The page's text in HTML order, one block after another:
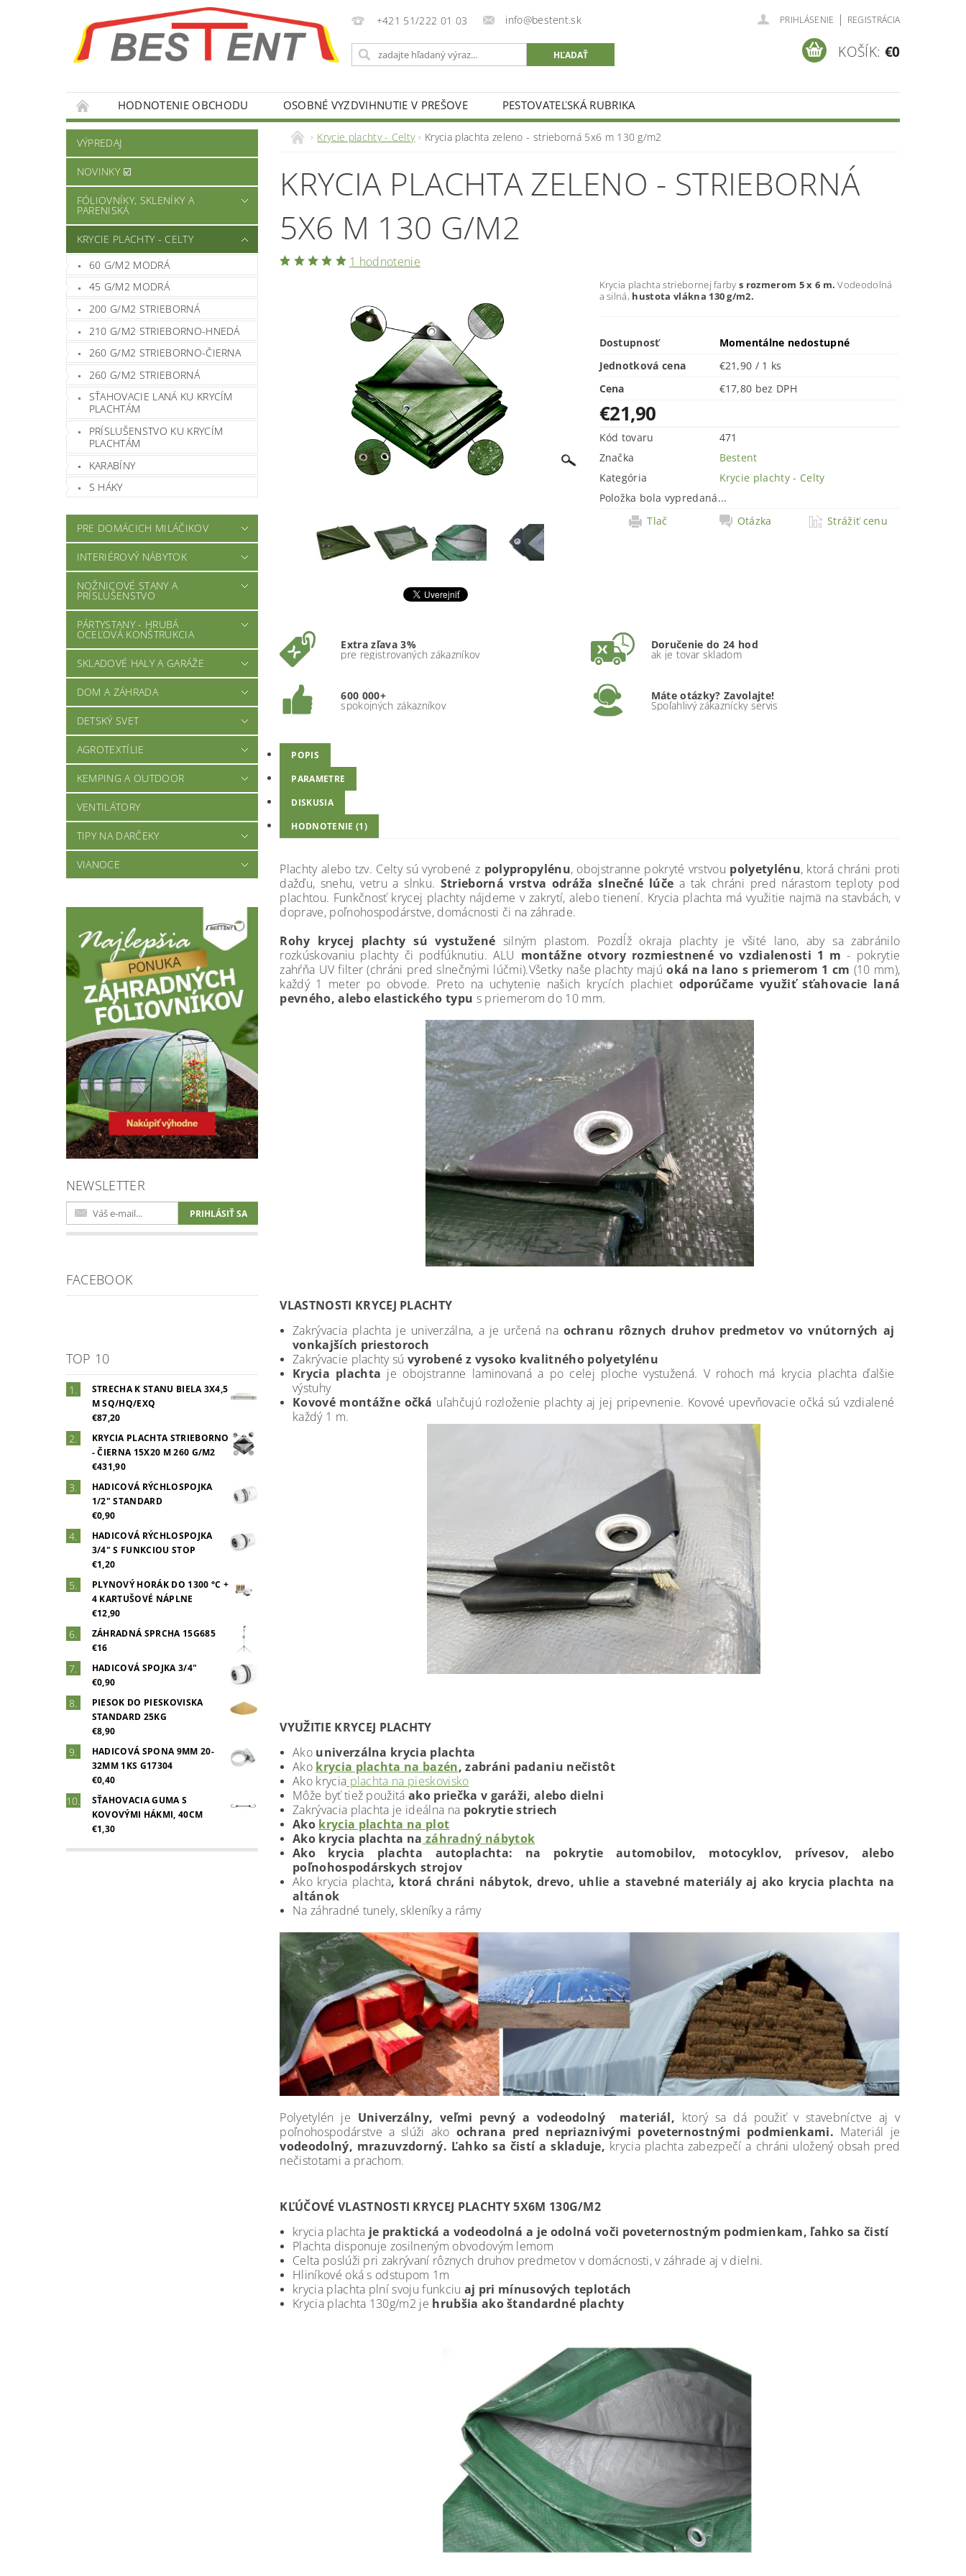
+421 51/222 01 03 info@bestent.sk PRIHLÁSENIE | REGISTRÁCIA
KOŠÍK: €0
HODNOTENIE OBCHODU OSOBNÉ VYZDVIHNUTIE V PREŠOVE PESTOVATEĽSKÁ RUBRIKA
VÝPREDAJ
NOVINKY ☑️
FÓLIOVNÍKY, SKLENÍKY A
PARENISKÁ
KRYCIE PLACHTY - CELTY
60 G/M2 MODRÁ
45 G/M2 MODRÁ
200 G/M2 STRIEBORNÁ
210 G/M2 STRIEBORNO-HNEDÁ
260 G/M2 STRIEBORNO-ČIERNA
260 G/M2 STRIEBORNÁ
SŤAHOVACIE LANÁ KU KRYCÍM
PLACHTÁM
PRÍSLUŠENSTVO KU KRYCÍM
PLACHTÁM
KARABÍNY
S HÁKY
PRE DOMÁCICH MILÁČIKOV
INTERIÉROVÝ NÁBYTOK
NOŽNICOVÉ STANY A
PRÍSLUŠENSTVO
PÁRTYSTANY - HRUBÁ
OCEĽOVÁ KONŠTRUKCIA
SKLADOVÉ HALY A GARÁŽE
DOM A ZÁHRADA
DETSKÝ SVET
AGROTEXTÍLIE
KEMPING A OUTDOOR
VENTILÁTORY
TIPY NA DARČEKY
VIANOCE
NEWSLETTER
FACEBOOK
TOP 10
STRECHA K STANU BIELA 3X4,5
M SQ/HQ/EXQ
€87,20
KRYCIA PLACHTA STRIEBORNO
- ČIERNA 15X20 M 260 G/M2
€431,90
HADICOVÁ RÝCHLOSPOJKA
1/2" STANDARD
€0,90
HADICOVÁ RÝCHLOSPOJKA
3/4" S FUNKCIOU STOP
€1,20
PLYNOVÝ HORÁK DO 1300 °C +
4 KARTUŠOVÉ NÁPLNE
€12,90
ZÁHRADNÁ SPRCHA 15G685
€16
HADICOVÁ SPOJKA 3/4"
€0,90
PIESOK DO PIESKOVISKA
STANDARD 25KG
€8,90
HADICOVÁ SPONA 9MM 20-
32MM 1KS G17304
€0,40
SŤAHOVACIA GUMA S
KOVOVÝMI HÁKMI, 40CM
€1,30
Krycie plachty - Celty Krycia plachta zeleno - strieborná 5x6 m 130 g/m2
KRYCIA PLACHTA ZELENO - STRIEBORNÁ
5X6 M 130 G/M2
1 hodnotenie
Krycia plachta striebornej farbys rozmerom 5 x 6 m. Vodeodolná
a silná, hustota vlákna 130 g/m2.
Dostupnosť
Momentálne nedostupné
Jednotková cena
€21,90 / 1 ks
Cena
€17,80 bez DPH
€21,90
Kód tovaru
471
Značka
Bestent
Kategória
Krycie plachty - Celty
Položka bola vypredaná...
Tlač
Otázka Strážiť cenu
Extra zľava 3%
pre registrovaných zákazníkov
Doručenie do 24 hod
ak je tovar skladom
600 000+
spokojných zákazníkov
Máte otázky? Zavolajte!
Spoľahlivý zákaznícky servis
POPIS
PARAMETRE
DISKUSIA
HODNOTENIE (1)
Plachty alebo tzv. Celty sú vyrobené z polypropylénu, obojstranne pokryté vrstvou polyetylénu, ktorá chráni proti
dažďu, snehu, vetru a slnku. Strieborná vrstva odráža slnečné lúče a tak chráni pred nárastom teploty pod
plachtou. Funkčnosť krycej plachty nájdeme v zakrytí, alebo tienení. Krycia plachta má využitie najmä na stavbách, v
doprave, poľnohospodárstve, domácnosti či na záhrade.
Rohy krycej plachty sú vystužené silným plastom. Pozdĺž okraja plachty je všité lano, aby sa zabránilo
rozkúskovaniu plachty či podfúknutiu. ALU montážne otvory rozmiestnené vo vzdialenosti 1 m- pokrytie
zahŕňa UV filter (chráni pred slnečnými lúčmi).Všetky naše plachty majúoká na lano s priemerom 1 cm (10 mm),
každý 1 meter po obvode. Preto na uchytenie našich krycích plachiet odporúčame využiť sťahovacie laná
pevného, alebo elastického typu s priemerom do 10 mm.
VLASTNOSTI KRYCEJ PLACHTY
Zakrývacia plachta je univerzálna, a je určená na ochranu rôznych druhov predmetov vo vnútorných aj
vonkajších priestoroch
Zakrývacie plachty súvyrobené z vysoko kvalitného polyetylénu
Krycia plachta je obojstranne laminovaná a po celej ploche vystužená. V rohoch má krycia plachta ďalšie
výstuhy
Kovové montážne očká uľahčujú rozloženie plachty aj jej pripevnenie. Kovové upevňovacie očká sú vzdialené
každý 1 m.
VYUŽITIE KRYCEJ PLACHTY
Akouniverzálna krycia plachta
Ako krycia plachta na bazén, zabráni padaniu nečistôt
Ako krycia plachta na pieskovisko
Môže byť tiež použitá ako priečka v garáži, alebo dielni
Zakrývacia plachta je ideálna na pokrytie striech
Ako krycia plachta na plot
Ako krycia plachta na záhradný nábytok
Ako krycia plachta autoplachta: na pokrytie automobilov, motocyklov, prívesov, alebo
poľnohospodárskych strojov
Ako krycia plachta, ktorá chráni nábytok, drevo, uhlie a stavebné materiály aj ako krycia plachta na
altánok
Na záhradné tunely, skleníky a rámy
Polyetylén je Univerzálny, veľmi pevný a vodeodolný materiál, ktorý sa dá použiť v stavebníctve aj v
poľnohospodárstve a slúži ako ochrana pred nepriaznivými poveternostnými podmienkami. Materiál je
vodeodolný, mrazuvzdorný. Ľahko sa čistí a skladuje, krycia plachta zabezpečí a chráni uložený obsah pred
nečistotami a prachom.
KĽÚČOVÉ VLASTNOSTI KRYCEJ PLACHTY 5X6M 130G/M2
krycia plachta je praktická a vodeodolná a je odolná voči poveternostným podmienkam, ľahko sa čistí
Plachta disponuje zosilneným obvodovým lemom
Celta poslúži pri zakrývaní rôznych druhov predmetov v domácnosti, v záhrade aj v dielni.
Hliníkové oká s odstupom 1m
krycia plachta plní svoju funkciu aj pri mínusových teplotách
Krycia plachta 130g/m2 je hrubšia ako štandardné plachty